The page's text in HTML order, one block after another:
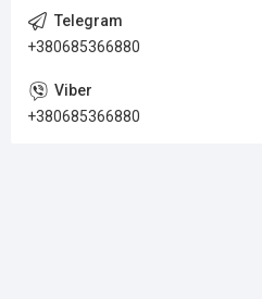
+380685366880
+380685366880